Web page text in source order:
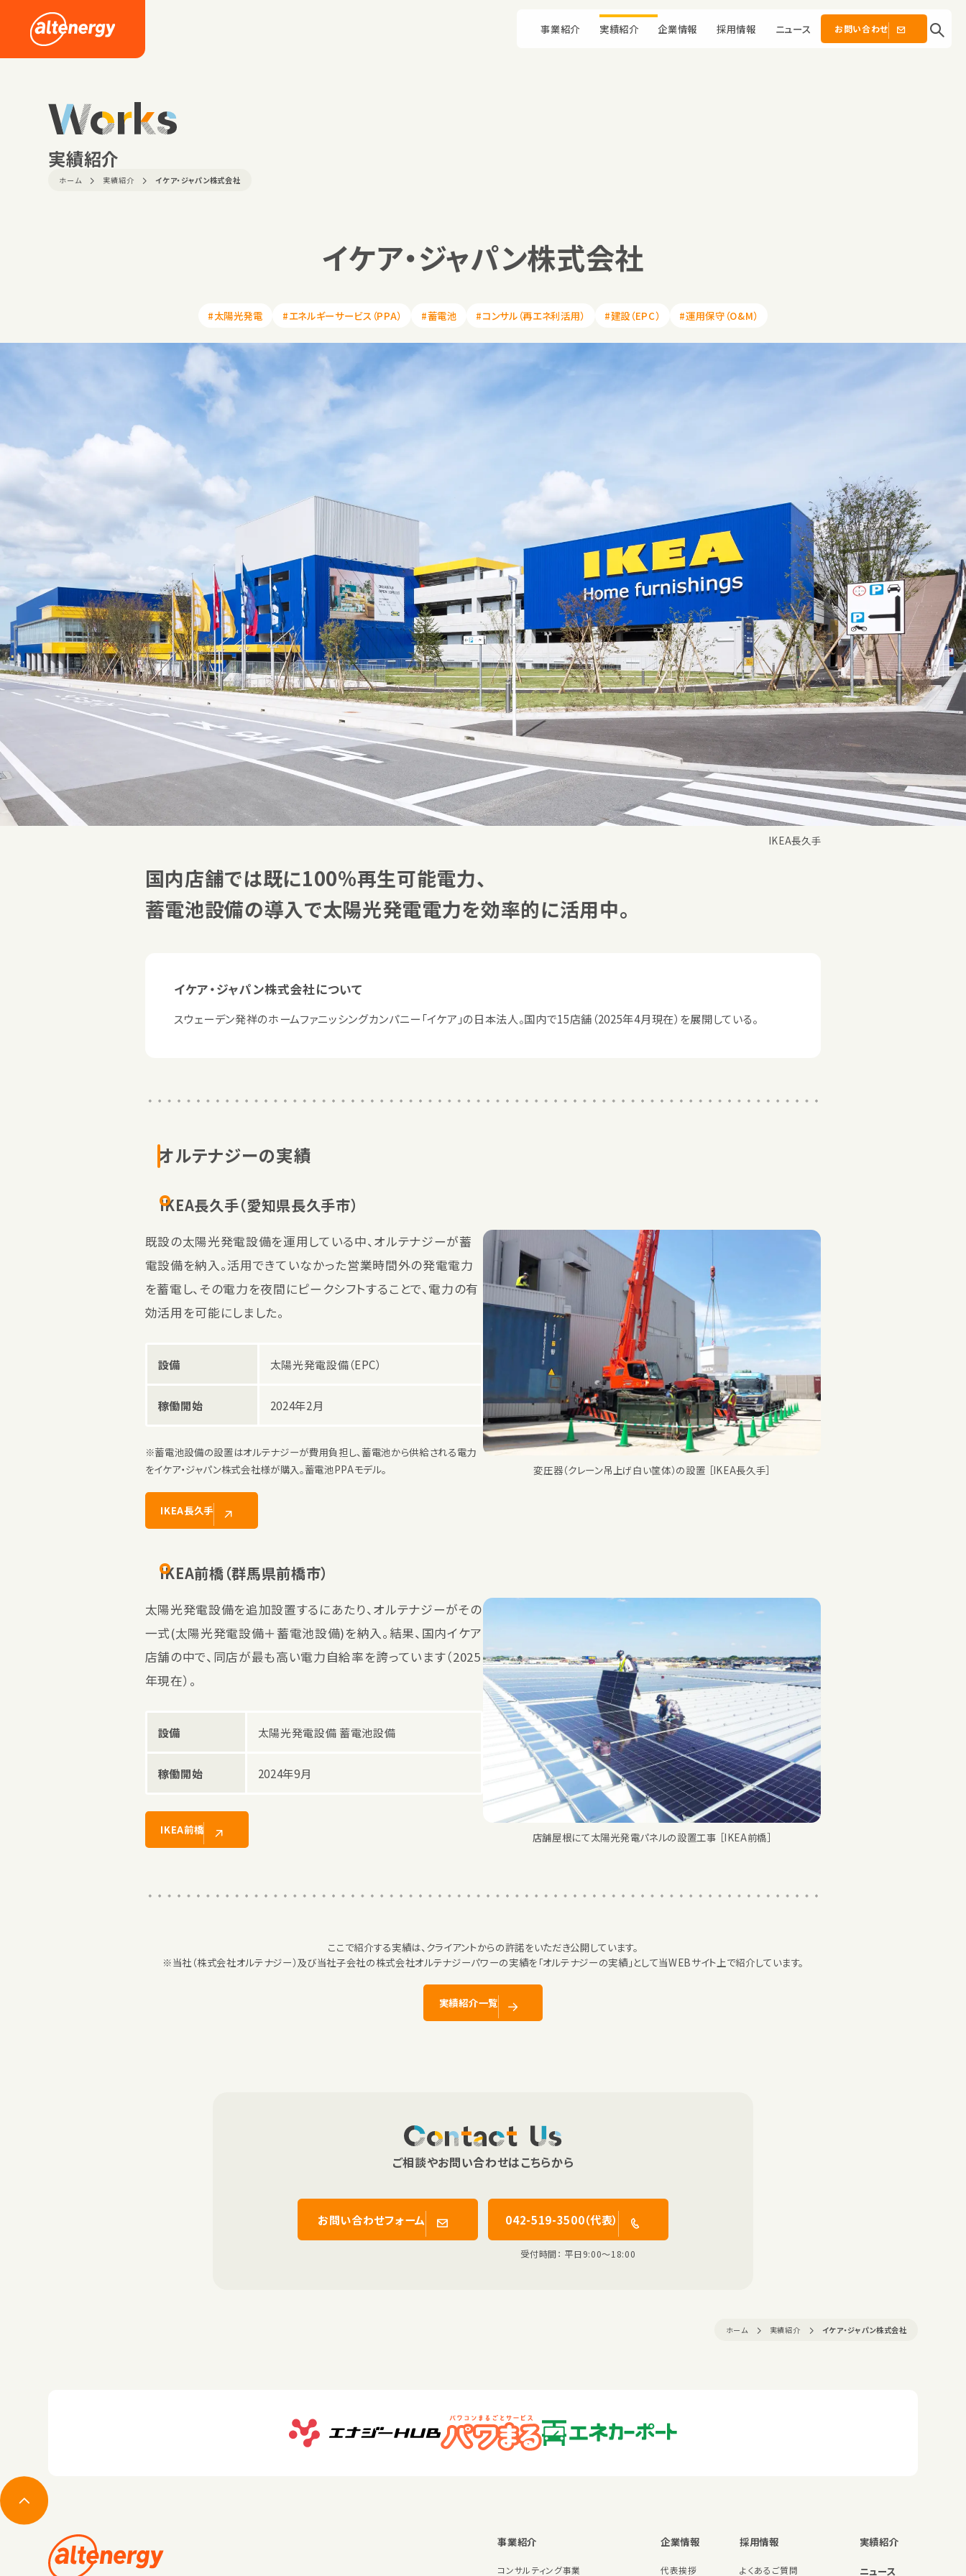
事業紹介 実績紹介 企業情報 採用情報 ニュース お問い合わせ
Works
実績紹介
ホーム 実績紹介 イケア・ジャパン株式会社
イケア・ジャパン株式会社
#太陽光発電 #エネルギーサービス（PPA） #蓄電池 #コンサル（再エネ利活用） #建設（EPC） #運用保守（O&M）
IKEA長久手
国内店舗では既に100%再生可能電力、
蓄電池設備の導入で太陽光発電電力を効率的に活用中。
イケア・ジャパン株式会社について
スウェーデン発祥のホームファニッシングカンパニー「イケア」の日本法人。国内で15店舗（2025年4月現在）を展開している。
オルテナジーの実績
IKEA長久手（愛知県長久手市）
既設の太陽光発電設備を運用している中、オルテナジーが蓄
電設備を納入。活用できていなかった営業時間外の発電電力
を蓄電し、その電力を夜間にピークシフトすることで、電力の有
効活用を可能にしました。
設備 太陽光発電設備（EPC）
稼働開始 2024年2月
※蓄電池設備の設置はオルテナジーが費用負担し、蓄電池から供給される電力
をイケア・ジャパン株式会社様が購入。蓄電池PPAモデル。
IKEA長久手
変圧器（クレーン吊上げ白い筐体）の設置 ［IKEA長久手］
IKEA前橋（群馬県前橋市）
太陽光発電設備を追加設置するにあたり、オルテナジーがその
一式(太陽光発電設備＋蓄電池設備)を納入。結果、国内イケア
店舗の中で、同店が最も高い電力自給率を誇っています（2025
年現在）。
設備 太陽光発電設備 蓄電池設備
稼働開始 2024年9月
IKEA前橋
店舗屋根にて太陽光発電パネルの設置工事 ［IKEA前橋］
ここで紹介する実績は、クライアントからの許諾をいただき公開しています。
※当社（株式会社オルテナジー）及び当社子会社の株式会社オルテナジーパワーの実績を「オルテナジーの実績」として当WEBサイト上で紹介しています。
実績紹介一覧
Contact Us
ご相談やお問い合わせはこちらから
お問い合わせフォーム 042-519-3500（代表）
受付時間： 平日9:00〜18:00
ホーム 実績紹介 イケア・ジャパン株式会社
事業紹介
コンサルティング事業
企業情報
代表挨拶
採用情報
よくあるご質問
実績紹介
ニュース